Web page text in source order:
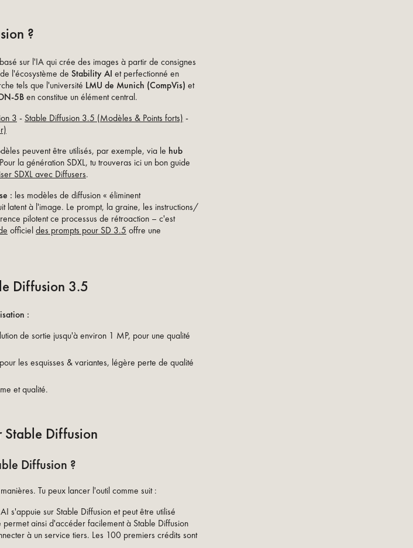
?
sur l'IA qui crée des images à partir de consignes
l'écosystème de Stability AI et perfectionné en
tels que l'université LMU de Munich (CompVis) et
5Ben constitue un élément central.
3 - Stable Diffusion 3.5 (Modèles & Points forts) -
peuvent être utilisés, par exemple, via le hub
la génération SDXL, tu trouveras ici un bon guide
SDXL avec Diffusers.
: les modèles de diffusion « éliminent
latent à l'image. Le prompt, la graine, les instructions/
pilotent ce processus de rétroaction – c'est
officiel des prompts pour SD 3.5 offre une
Diffusion 3.5
:
de sortie jusqu'à environ 1 MP, pour une qualité
les esquisses & variantes, légère perte de qualité
et qualité.
Stable Diffusion
Diffusion ?
Tu peux lancer l'outil comme suit :
s'appuie sur Stable Diffusion et peut être utilisé
ainsi d'accéder facilement à Stable Diffusion
à un service tiers. Les 100 premiers crédits sont